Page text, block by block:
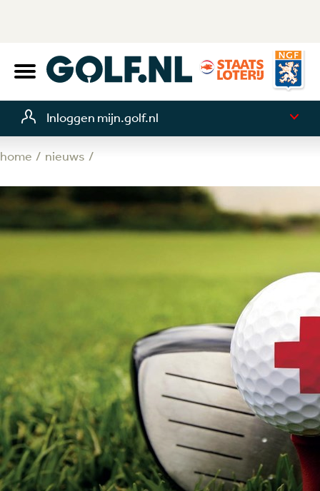
Inloggen mijn.golf.nl
home nieuws